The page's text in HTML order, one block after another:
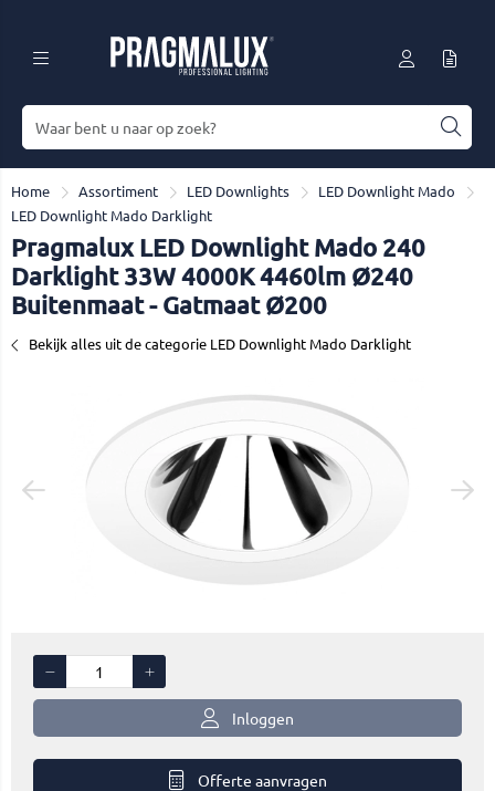
Home Assortiment LED Downlights
LED Downlight Mado
LED Downlight Mado Darklight
Pragmalux LED Downlight Mado 240
Darklight 33W 4000K 4460lm Ø240
Buitenmaat - Gatmaat Ø200
Bekijk alles uit de categorie LED Downlight Mado Darklight
Inloggen
Offerte aanvragen